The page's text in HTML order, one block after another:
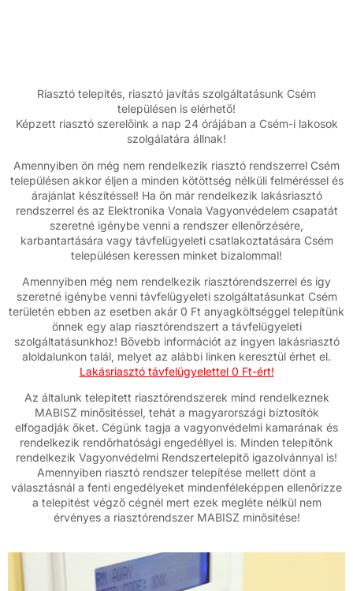
Riasztó telepités, riasztó javítás szolgáltatásunk Csém
településen is elérhető!
Képzett riasztó szerelőink a nap 24 órájában a Csém-i lakosok
szolgálatára állnak!
Amennyiben ön még nem rendelkezik riasztó rendszerrel Csém
településen akkor éljen a minden kötöttség nélküli felméréssel és
árajánlat készítéssel! Ha ön már rendelkezik lakásriasztó
rendszerrel és az Elektronika Vonala Vagyonvédelem csapatát
szeretné igénybe venni a rendszer ellenőrzésére,
karbantartására vagy távfelügyeleti csatlakoztatására Csém
településen keressen minket bizalommal!
Amennyiben még nem rendelkezik riasztórendszerrel és így
szeretné igénybe venni távfelügyeleti szolgáltatásunkat Csém
területén ebben az esetben akár 0 Ft anyagköltséggel telepítünk
önnek egy alap riasztórendszert a távfelügyeleti
szolgáltatásunkhoz! Bővebb információt az ingyen lakásriasztó
aloldalunkon talál, melyet az alábbi linken keresztül érhet el.
Lakásriasztó távfelügyelettel 0 Ft-ért!
Az általunk telepitett riasztórendszerek mind rendelkeznek
MABISZ minősitéssel, tehát a magyarországi biztosítók
elfogadják őket. Cégünk tagja a vagyonvédelmi kamarának és
rendelkezik rendőrhatósági engedéllyel is. Minden telepítőnk
rendelkezik Vagyonvédelmi Rendszertelepitő igazolvánnyal is!
Amennyiben riasztó rendszer telepítése mellett dönt a
választásnál a fenti engedélyeket mindenféleképpen ellenőrizze
a telepitést végző cégnél mert ezek megléte nélkül nem
érvényes a riasztórendszer MABISZ minősitése!